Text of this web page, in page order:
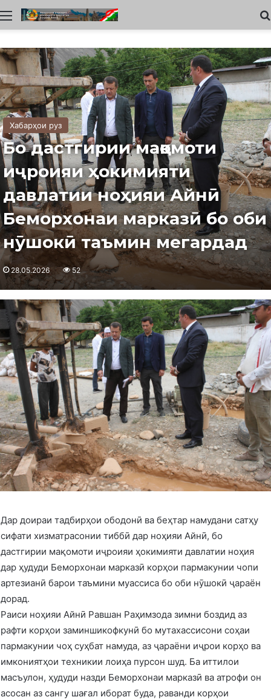
Меню
Хабарҳои руз
Бо дастгирии мақомоти
иҷроияи ҳокимияти
давлатии ноҳияи Айнӣ
Беморхонаи марказӣ бо оби
нӯшокӣ таъмин мегардад
28.05.2026 52
Дар доираи тадбирҳои ободонӣ ва беҳтар намудани сатҳу
сифати хизматрасонии тиббӣ дар ноҳияи Айнӣ, бо
дастгирии мақомоти иҷроияи ҳокимияти давлатии ноҳия
дар ҳудуди Беморхонаи марказӣ корҳои пармакунии чопи
артезианӣ барои таъмини муассиса бо оби нӯшокӣ ҷараён
дорад.
Раиси ноҳияи Айнӣ Равшан Раҳимзода зимни боздид аз
рафти корҳои заминшикофкунӣ бо мутахассисони соҳаи
пармакунии чоҳ суҳбат намуда, аз ҷараёни иҷрои корҳо ва
имкониятҳои техникии лоиҳа пурсон шуд. Ба иттилои
масъулон, ҳудуди назди Беморхонаи марказӣ ва атрофи он
асосан аз сангу шағал иборат буда, раванди корҳои